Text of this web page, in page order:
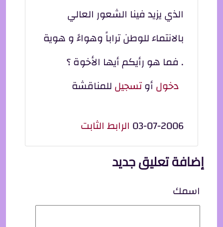
الذي يزيد فينا الشعور العالي
بالانتماء للوطن تراباً وهواءً و هوية
. فما هو رأيكم أيها الأخوة ؟
دخولأوتسجيلللمناقشة
03-07-2006 الرابط الثابت
إضافة تعليق جديد
اسمك